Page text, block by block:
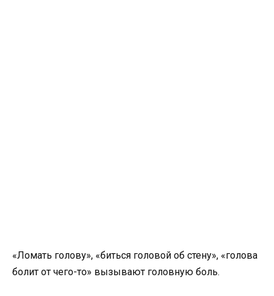
«Ломать голову», «биться головой об стену», «голова
болит от чего-то» вызывают головную боль.